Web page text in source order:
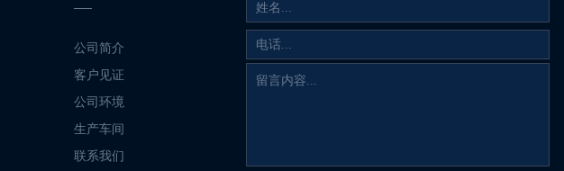
公司简介
客户见证
公司环境
生产车间
联系我们